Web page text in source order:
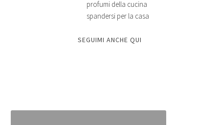
profumi della cucina
spandersi per la casa
SEGUIMI ANCHE QUI